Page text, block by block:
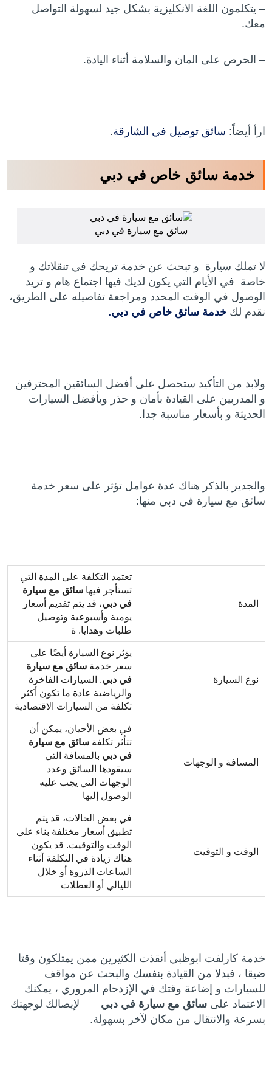
– يتكلمون اللغة الانكليزية بشكل جيد لسهولة التواصل
معك.
– الحرص على المان والسلامة أثناء اليادة.
ارأ أيضاً: سائق توصيل في الشارقة.
خدمة سائق خاص في دبي
سائق مع سيارة في دبي
لا تملك سيارة و تبحث عن خدمة تريحك في تنقلاتك و
خاصة في الأيام التي يكون لديك فيها اجتماع هام و تريد
الوصول في الوقت المحدد ومراجعة تفاصيله على الطريق،
نقدم لكخدمة سائق خاص في دبي.
ولابد من التأكيد ستحصل على أفضل السائقين المحترفين
و المدربين على القيادة بأمان و حذر وبأفضل السيارات
الحديثة و بأسعار مناسبة جدا.
والجدير بالذكر هناك عدة عوامل تؤثر على سعر خدمة
سائق مع سيارة في دبي منها:
المدة
تعتمد التكلفة على المدة التي
تستأجر فيهاسائق مع سيارة
في دبي، قد يتم تقديم أسعار
يومية وأسبوعية وتوصيل
طلبات وهدايا. ة
نوع السيارة
يؤثر نوع السيارة أيضًا على
سعر خدمةسائق مع سيارة
في دبي. السيارات الفاخرة
والرياضية عادة ما تكون أكثر
تكلفة من السيارات الاقتصادية
المسافة و الوجهات
في بعض الأحيان، يمكن أن
تتأثر تكلفةسائق مع سيارة
في دبي بالمسافة التي
سيقودها السائق وعدد
الوجهات التي يجب عليه
الوصول إليها
الوقت و التوقيت
في بعض الحالات، قد يتم
تطبيق أسعار مختلفة بناء على
الوقت والتوقيت. قد يكون
هناك زيادة في التكلفة أثناء
الساعات الذروة أو خلال
الليالي أو العطلات
خدمة كارلفت ابوظبي أنقذت الكثيرين ممن يمتلكون وقتا
ضيقا ، فبدلا من القيادة بنفسك والبحث عن مواقف
للسيارات و إضاعة وقتك في الإزدحام المروري ، يمكنك
الاعتماد علىسائق مع سيارة في دبي لإيصالك لوجهتك
بسرعة والانتقال من مكان لآخر بسهولة.